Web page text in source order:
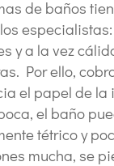
de baños
y a la vez
Por ello,
el papel de la
el baño
tétrico y
mucha, se